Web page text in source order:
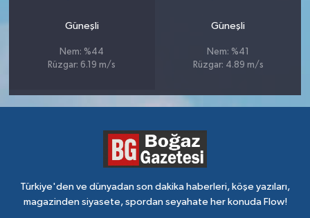
Güneşli
Nem: %44
Rüzgar: 6.19 m/s
Güneşli
Nem: %41
Rüzgar: 4.89 m/s
Türkiye'den ve dünyadan son dakika haberleri, köşe yazıları,
magazinden siyasete, spordan seyahate her konuda Flow!